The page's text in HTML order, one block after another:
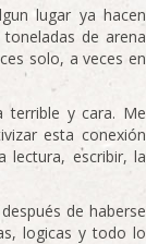
lugar ya hacen
de arena
solo, a veces en
terrible y cara. Me
esta conexión
lectura, escribir, la
de haberse
logicas y todo lo